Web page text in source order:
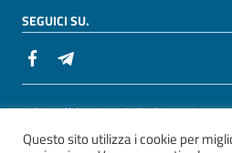
SEGUICI SU.
Sezione Link Utili
Whistelblowing | Dichiarazione
grafico ItaliaWP2 | Basato
Questo sito utilizza i cookie per